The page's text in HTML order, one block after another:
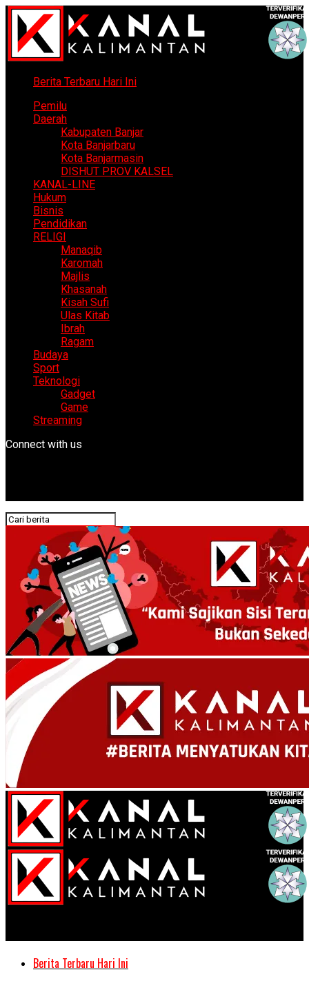
Berita Terbaru Hari Ini
Pemilu
Daerah
Kabupaten Banjar
Kota Banjarbaru
Kota Banjarmasin
DISHUT PROV KALSEL
KANAL-LINE
Hukum
Bisnis
Pendidikan
RELIGI
Manaqib
Karomah
Majlis
Khasanah
Kisah Sufi
Ulas Kitab
Ibrah
Ragam
Budaya
Sport
Teknologi
Gadget
Game
Streaming
Connect with us
Berita Terbaru Hari Ini